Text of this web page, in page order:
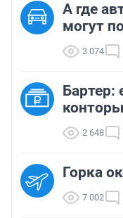
А где
могут
3 074
Бартер:
2 648
Горка
7 002